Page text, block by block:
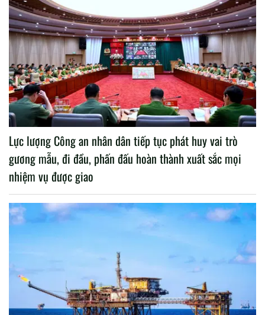
Lực lượng Công an nhân dân tiếp tục phát huy vai trò
gương mẫu, đi đầu, phấn đấu hoàn thành xuất sắc mọi
nhiệm vụ được giao